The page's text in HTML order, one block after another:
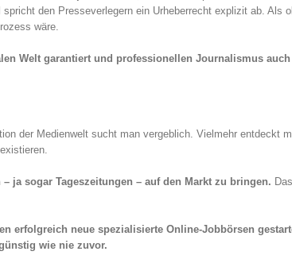
den Presseverlegern ein Urheberrecht explizit ab. Als
wäre.
Welt garantiert und professionellen Journalismus
der Medienwelt sucht man vergeblich. Vielmehr entdeckt
ja sogar Tageszeitungen – auf den Markt zu bringen.
erfolgreich neue spezialisierte Online-Jobbörsen
wie nie zuvor.